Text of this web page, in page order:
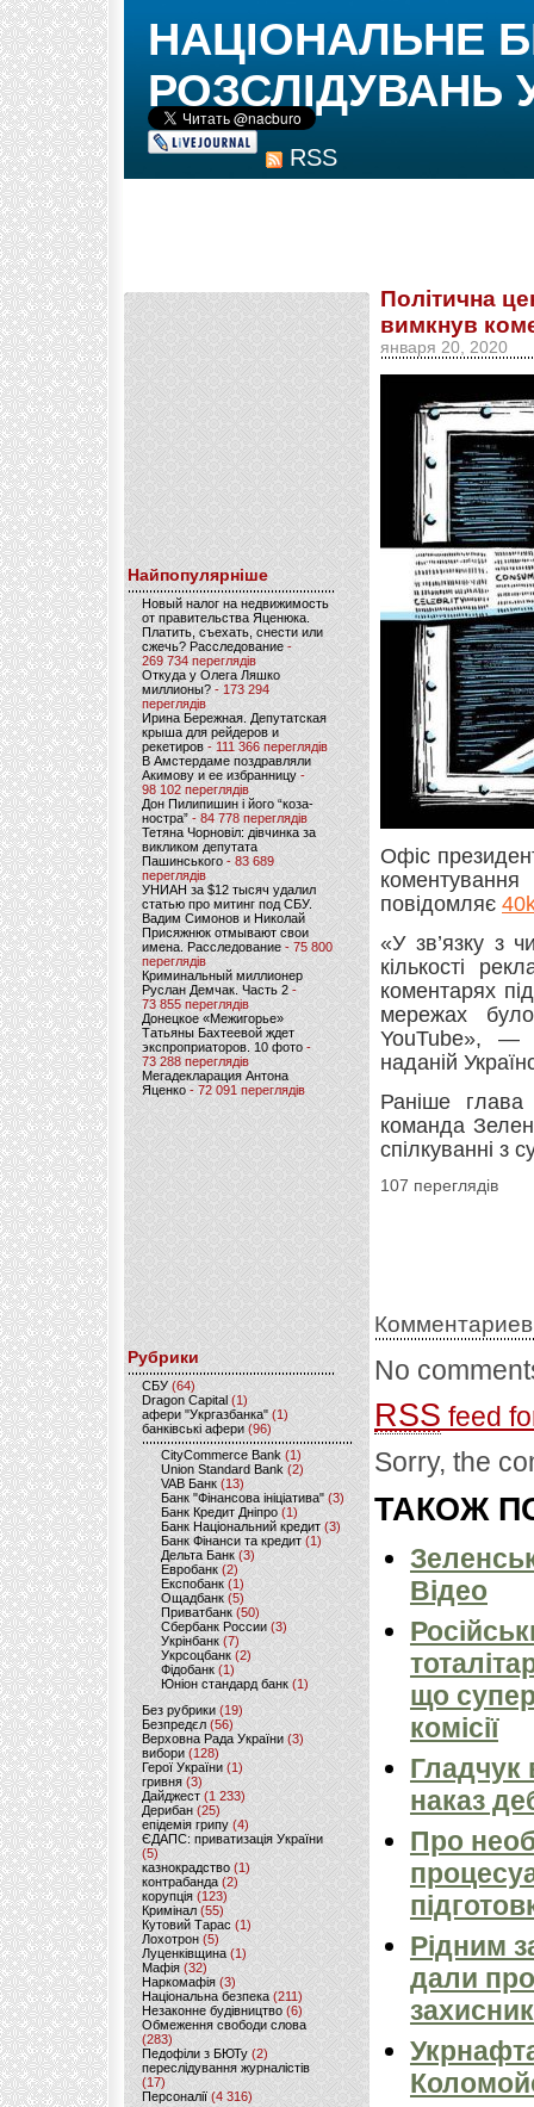
RSS
НАЦІОНАЛЬНЕ
РОЗСЛІДУВАНЬ
Найпопулярніше
Новый налог на недвижимость
от правительства Яценюка.
Платить, съехать, снести или
сжечь? Расследование-
269 734 переглядів
Откуда у Олега Ляшко
миллионы? - 173 294
переглядів
Ирина Бережная. Депутатская
крыша для рейдеров и
рекетиров - 111 366 переглядів
В Амстердаме поздравляли
Акимову и ее избранницу -
98 102 переглядів
Дон Пилипишин і його “коза-
ностра” - 84 778 переглядів
Тетяна Чорновіл: дівчинка за
викликом депутата
Пашинського- 83 689
переглядів
УНИАН за $12 тысяч удалил
статью про митинг под СБУ.
Вадим Симонов и Николай
Присяжнюк отмывают свои
имена. Расследование - 75 800
переглядів
Криминальный миллионер
Руслан Демчак. Часть 2-
73 855 переглядів
Донецкое «Межигорье»
Татьяны Бахтеевой ждет
экспроприаторов. 10 фото -
73 288 переглядів
Мегадекларация Антона
Яценко - 72 091 переглядів
Рубрики
CБУ (64)
Dragon Capital (1)
афери "Укргазбанка" (1)
банківські афери (96)
CityCommerce Bank (1)
Union Standard Bank (2)
VAB Банк (13)
Банк "Фінансова ініціатива" (3)
Банк Кредит Дніпро (1)
Банк Національний кредит (3)
Банк Фінанси та кредит (1)
Дельта Банк (3)
Евробанк(2)
Експобанк (1)
Ощадбанк(5)
Приватбанк (50)
Сбербанк России (3)
Укрінбанк(7)
Укрсоцбанк (2)
Фідобанк (1)
Юніон стандард банк(1)
Без рубрики (19)
Безпредєл(56)
Верховна Рада України (3)
вибори(128)
Герої України(1)
гривня (3)
Дайджест (1 233)
Дерибан (25)
епідемія грипу (4)
ЄДАПС: приватизація України
(5)
казнокрадство (1)
контрабанда (2)
корупція (123)
Кримінал (55)
Кутовий Тарас (1)
Лохотрон(5)
Луценківщина (1)
Мафія (32)
Наркомафія (3)
Національна безпека (211)
Незаконне будівництво(6)
Обмеження свободи слова
(283)
Педофіли з БЮТу (2)
переслідування журналістів
(17)
Персоналії (4 316)
Політична
вимкнув
января 20, 2020
Офіс
повідомляє
«У зв’язку з
кількості
коментарях
мережах
YouTube», —
наданій
Раніше
команда
спілкуванні з
107 переглядів
No
RSS feed
Sorry, the
ТАКОЖ
Відео
що
комісії
Гладчук
наказ
Про
Рідним
дали